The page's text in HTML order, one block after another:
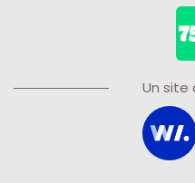
Un site